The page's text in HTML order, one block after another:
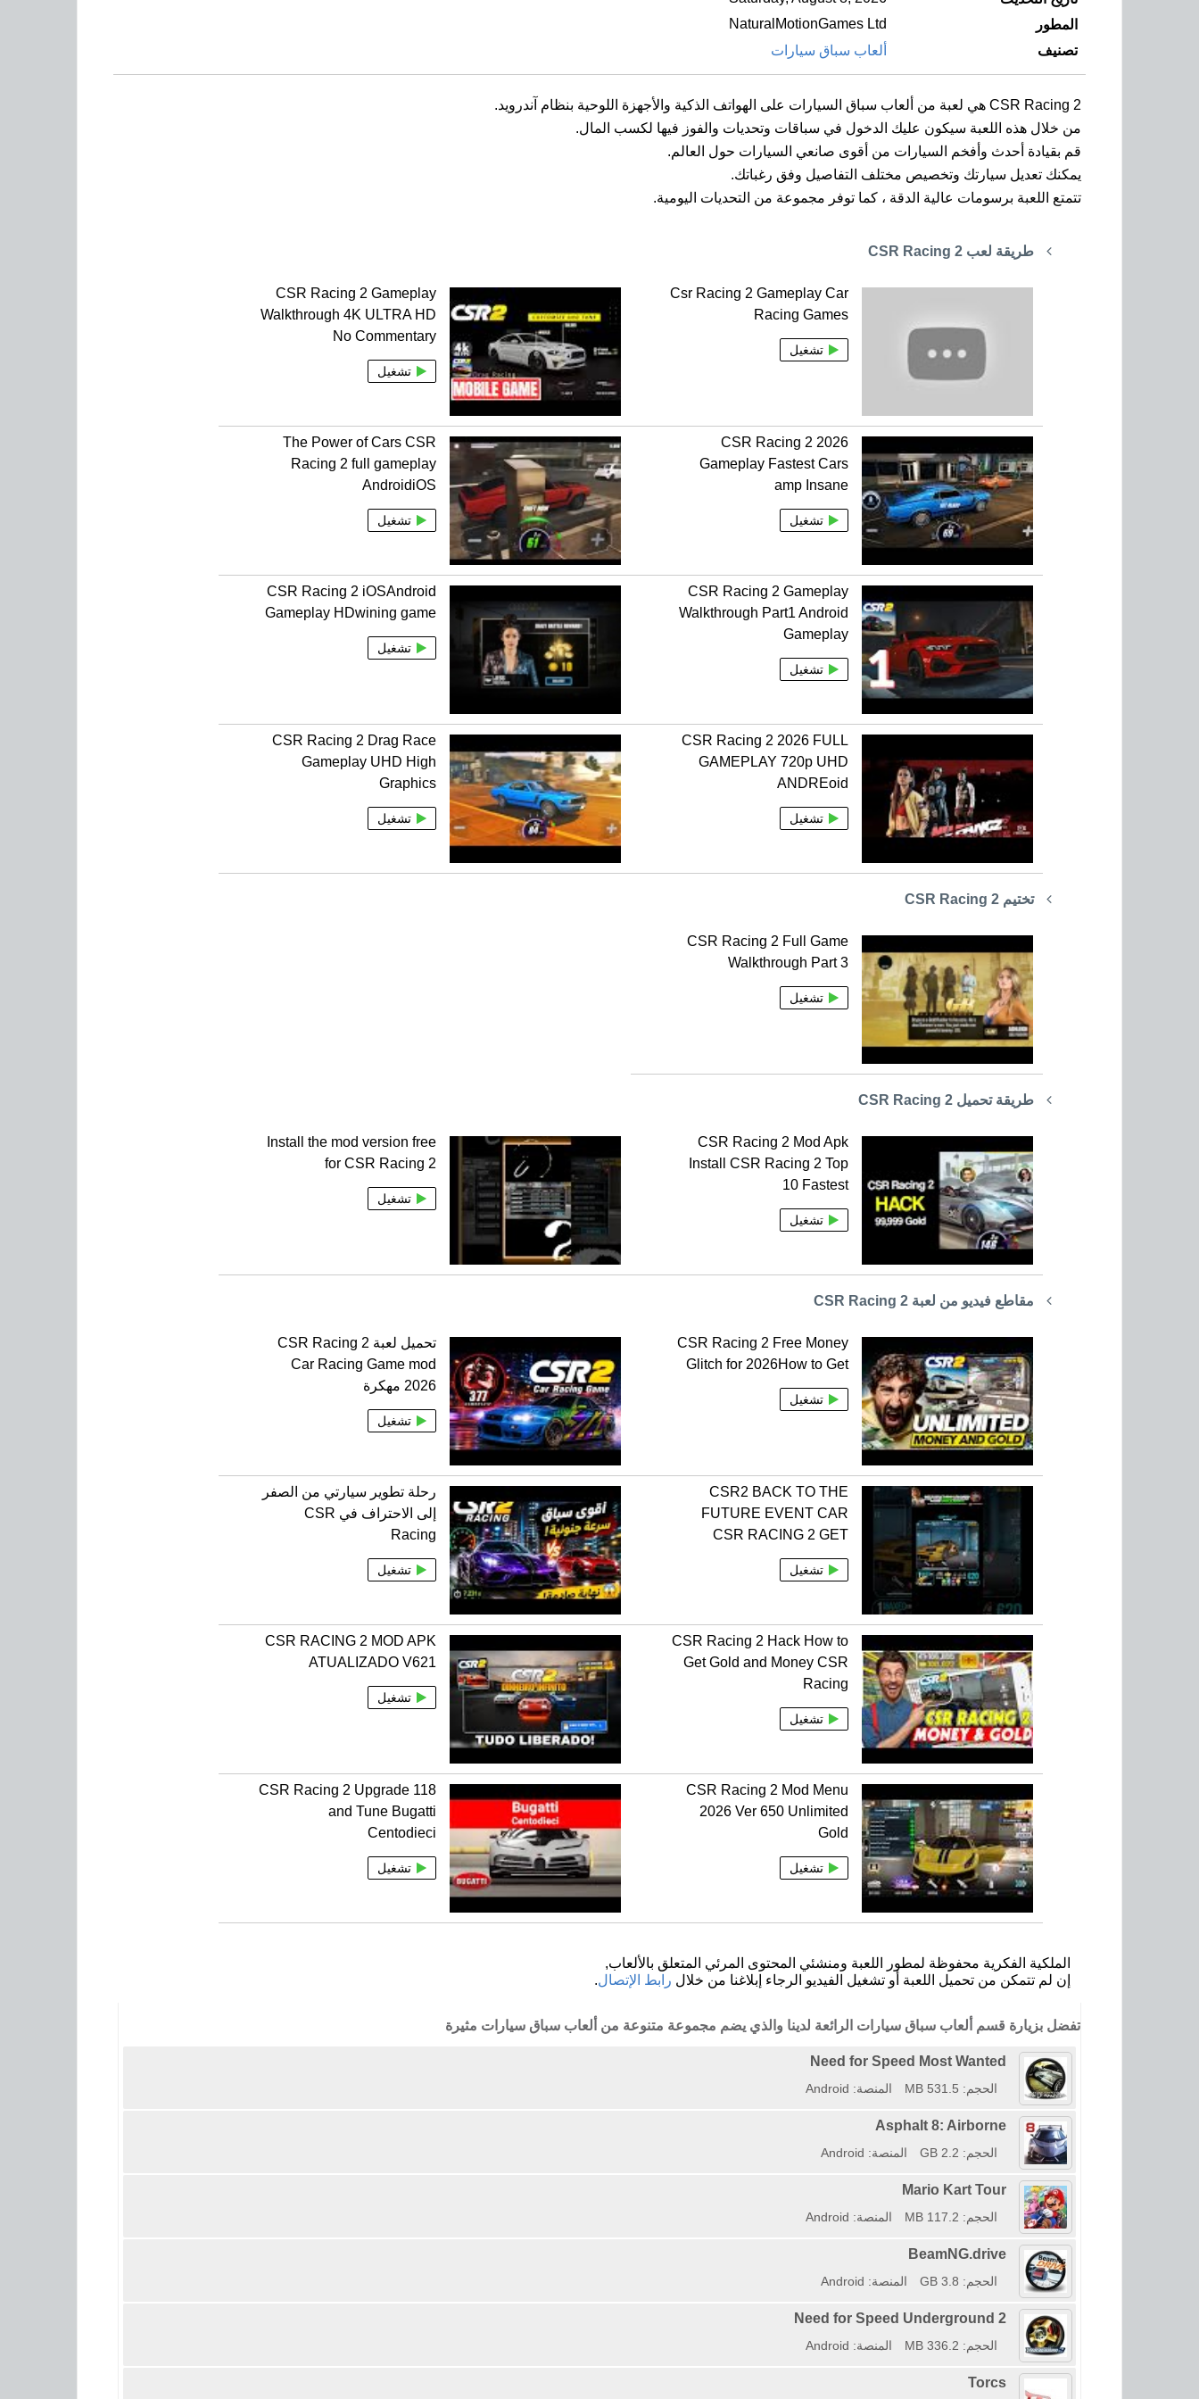
المطور
NaturalMotionGames Ltd
تصنيف
ألعاب سباق سيارات
CSR Racing 2 هي لعبة من ألعاب سباق السيارات على الهواتف الذكية والأجهزة اللوحية بنظام آندرويد.
من خلال هذه اللعبة سيكون عليك الدخول في سباقات وتحديات والفوز فيها لكسب المال.
قم بقيادة أحدث وأفخم السيارات من أقوى صانعي السيارات حول العالم.
يمكنك تعديل سيارتك وتخصيص مختلف التفاصيل وفق رغباتك.
تتمتع اللعبة برسومات عالية الدقة ، كما توفر مجموعة من التحديات اليومية.
طريقة لعب CSR Racing 2
Csr Racing 2 Gameplay Car
Racing Games
تشغيل
CSR Racing 2 Gameplay
Walkthrough 4K ULTRA HD
No Commentary
تشغيل
CSR Racing 2 2026
Gameplay Fastest Cars
amp Insane
تشغيل
The Power of Cars CSR
Racing 2 full gameplay
AndroidiOS
تشغيل
CSR Racing 2 Gameplay
Walkthrough Part1 Android
Gameplay
تشغيل
CSR Racing 2 iOSAndroid
Gameplay HDwining game
تشغيل
CSR Racing 2 2026 FULL
GAMEPLAY 720p UHD
ANDREoid
تشغيل
CSR Racing 2 Drag Race
Gameplay UHD High
Graphics
تشغيل
تختيم CSR Racing 2
CSR Racing 2 Full Game
Walkthrough Part 3
تشغيل
طريقة تحميل CSR Racing 2
CSR Racing 2 Mod Apk
Install CSR Racing 2 Top
10 Fastest
تشغيل
Install the mod version free
for CSR Racing 2
تشغيل
مقاطع فيديو من لعبة CSR Racing 2
CSR Racing 2 Free Money
Glitch for 2026How to Get
تشغيل
تحميل لعبة CSR Racing 2
Car Racing Game mod
2026 مهكرة
تشغيل
CSR2 BACK TO THE
FUTURE EVENT CAR
CSR RACING 2 GET
تشغيل
رحلة تطوير سيارتي من الصفر
إلى الاحتراف في CSR
Racing
تشغيل
CSR Racing 2 Hack How to
Get Gold and Money CSR
Racing
تشغيل
CSR RACING 2 MOD APK
ATUALIZADO V621
تشغيل
CSR Racing 2 Mod Menu
2026 Ver 650 Unlimited
Gold
تشغيل
118 CSR Racing 2 Upgrade
and Tune Bugatti
Centodieci
تشغيل
الملكية الفكرية محفوظة لمطور اللعبة ومنشئي المحتوى المرئي المتعلق بالألعاب,
إن لم تتمكن من تحميل اللعبة أو تشغيل الفيديو الرجاء إبلاغنا من خلال رابط الإتصال.
تفضل بزيارة قسم ألعاب سباق سيارات الرائعة لدينا والذي يضم مجموعة متنوعة من ألعاب سباق سيارات مثيرة
Need for Speed Most Wanted
الحجم: 531.5 MB المنصة: Android
Asphalt 8: Airborne
الحجم: 2.2 GB المنصة: Android
Mario Kart Tour
الحجم: 117.2 MB المنصة: Android
BeamNG.drive
الحجم: 3.8 GB المنصة: Android
Need for Speed Underground 2
الحجم: 336.2 MB المنصة: Android
Torcs